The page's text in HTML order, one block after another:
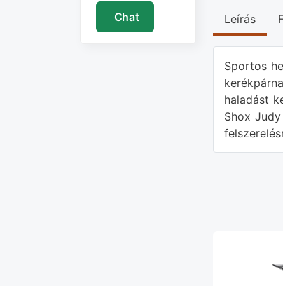
Chat Leírás
Sportos
haladást
Shox